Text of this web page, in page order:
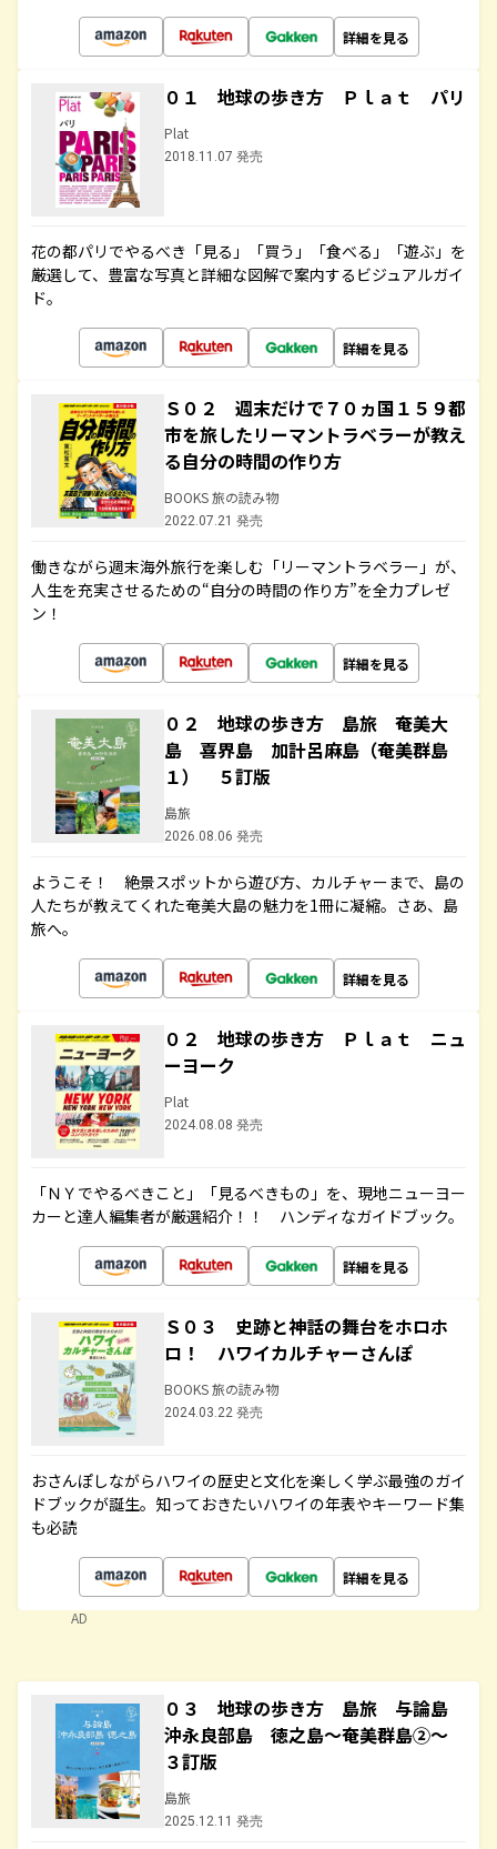
詳細を見る
０１ 地球の歩き方 Ｐｌａｔ パリ
Plat
2018.11.07 発売
花の都パリでやるべき「見る」「買う」「食べる」「遊ぶ」を
厳選して、豊富な写真と詳細な図解で案内するビジュアルガイ
ド。
詳細を見る
Ｓ０２ 週末だけで７０ヵ国１５９都
市を旅したリーマントラベラーが教え
る自分の時間の作り方
BOOKS 旅の読み物
2022.07.21 発売
働きながら週末海外旅行を楽しむ「リーマントラベラー」が、
人生を充実させるための“自分の時間の作り方”を全力プレゼ
ン！
詳細を見る
０２ 地球の歩き方 島旅 奄美大
島 喜界島 加計呂麻島（奄美群島
１） ５訂版
島旅
2026.08.06 発売
ようこそ！ 絶景スポットから遊び方、カルチャーまで、島の
人たちが教えてくれた奄美大島の魅力を1冊に凝縮。さあ、島
旅へ。
詳細を見る
０２ 地球の歩き方 Ｐｌａｔ ニュ
ーヨーク
Plat
2024.08.08 発売
「ＮＹでやるべきこと」「見るべきもの」を、現地ニューヨー
カーと達人編集者が厳選紹介！！ ハンディなガイドブック。
詳細を見る
Ｓ０３ 史跡と神話の舞台をホロホ
ロ！ ハワイカルチャーさんぽ
BOOKS 旅の読み物
2024.03.22 発売
おさんぽしながらハワイの歴史と文化を楽しく学ぶ最強のガイ
ドブックが誕生。知っておきたいハワイの年表やキーワード集
も必読
詳細を見る
AD
０３ 地球の歩き方 島旅 与論島
沖永良部島 徳之島～奄美群島②～
３訂版
島旅
2025.12.11 発売